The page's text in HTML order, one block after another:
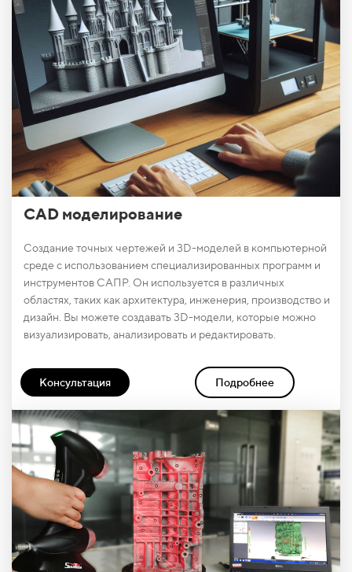
CAD моделирование
Создание точных чертежей и 3D-моделей в компьютерной
среде с использованием специализированных программ и
инструментов САПР. Он используется в различных
областях, таких как архитектура, инженерия, производство и
дизайн. Вы можете создавать 3D-модели, которые можно
визуализировать, анализировать и редактировать.
Консультация Подробнее